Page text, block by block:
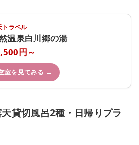
トラベル
温泉白川郷の湯
円～
室を見てみる →
貸切風呂2種・日帰りプラ